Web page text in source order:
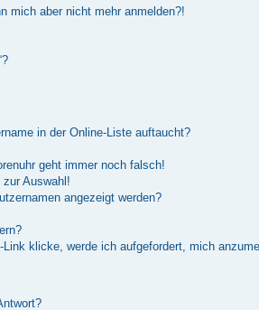
mich aber nicht mehr anmelden?!
in der Online-Liste auftaucht?
geht immer noch falsch!
Auswahl!
angezeigt werden?
klicke, werde ich aufgefordert, mich